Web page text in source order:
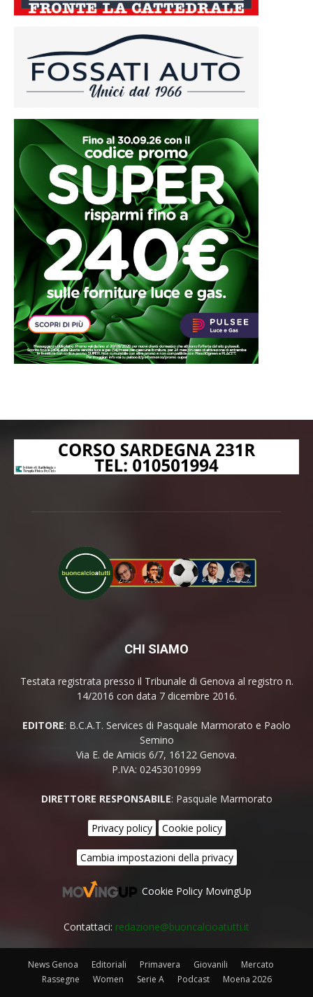
CHI SIAMO
Testata registrata presso il Tribunale di Genova al registro n.
14/2016 con data 7 dicembre 2016.
EDITORE: B.C.A.T. Services di Pasquale Marmorato e Paolo
Semino
Via E. de Amicis 6/7, 16122 Genova.
P.IVA: 02453010999
DIRETTORE RESPONSABILE: Pasquale Marmorato
Privacy policy Cookie policy
Cambia impostazioni della privacy
Cookie Policy MovingUp
Contattaci: redazione@buoncalcioatutti.it
News Genoa Editoriali Primavera Giovanili
Mercato
Rassegne
Women Serie A Podcast Moena 2026